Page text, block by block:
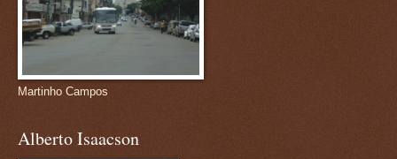
Martinho Campos
Alberto Isaacson